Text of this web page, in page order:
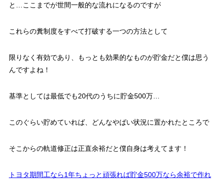
と…ここまでが世間一般的な流れになるのですが
これらの糞制度をすべて打破する一つの方法として
限りなく有効であり、もっとも効果的なものが貯金だと僕は思う
んですよね！
基準としては最低でも20代のうちに貯金500万…
このぐらい貯めていれば、どんなやばい状況に置かれたところで
そこからの軌道修正は正直余裕だと僕自身は考えてます！
トヨタ期間工なら1年ちょっと頑張れば貯金500万なら余裕で作れ